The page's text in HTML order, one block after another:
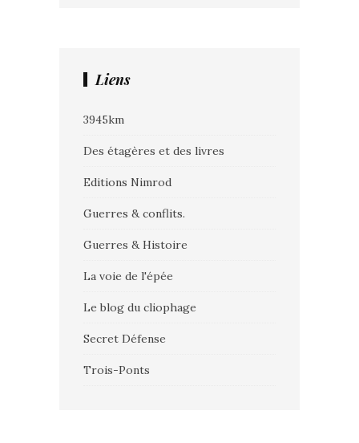
Liens
3945km
Des étagères et des livres
Editions Nimrod
Guerres & conflits.
Guerres & Histoire
La voie de l'épée
Le blog du cliophage
Secret Défense
Trois-Ponts